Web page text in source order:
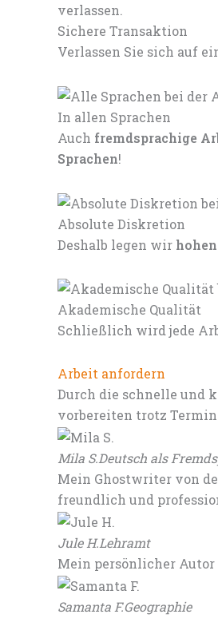
Sichere Transaktion
Verlassen Sie sich auf
In allen Sprachen
Auch fremdsprachige
Sprachen!
Absolute Diskretion
Deshalb legen wir
Akademische Qualität
Schließlich wird jede
Arbeit anfordern
Durch die schnelle und
vorbereiten trotz
Mila S.Deutsch als
Mein Ghostwriter von
freundlich und
Jule H.Lehramt
Mein persönlicher
Samanta F.Geographie